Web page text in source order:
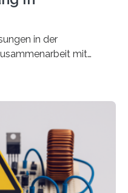
in der
mit
Projekte zu
Europäischen
– mit einer
Millionen Euro.
den großen
des